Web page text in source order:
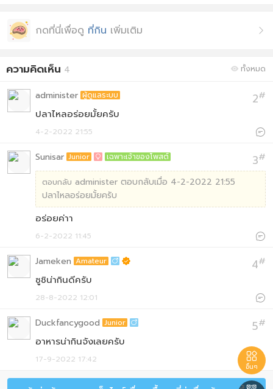

กดที่นี่เพื่อดู ที่กิน เพิ่มเติม
 ทั้งหมด
ความคิดเห็น 4
2#
administer ผู้ดูแลระบบ
ปลาไหลอร่อยมั้ยครับ

4-2-2022 21:55
3#
Sunisar Junior  เฉพาะเจ้าของโพสต์
ตอบกลับ administer ตอบกลับเมื่อ 4-2-2022 21:55
ปลาไหลอร่อยมั้ยครับ
อร่อยค่าา

6-2-2022 11:45
4#
Jameken Amateur 
ซูชิน่ากินดีครับ

28-8-2022 12:01
5#
Duckfancygood Junior 
อาหารน่ากินจังเลยครับ

17-9-2022 17:42 
อื่นๆ